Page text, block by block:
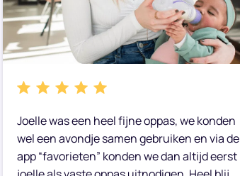
Joelle was een heel fijne oppas, we konden
wel een avondje samen gebruiken en via de
app “favorieten” konden we dan altijd eerst